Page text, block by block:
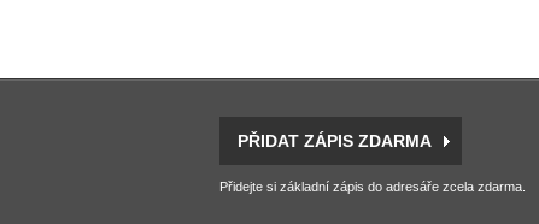
PŘIDAT ZÁPIS ZDARMA
Přidejte si základní zápis do adresáře zcela zdarma.